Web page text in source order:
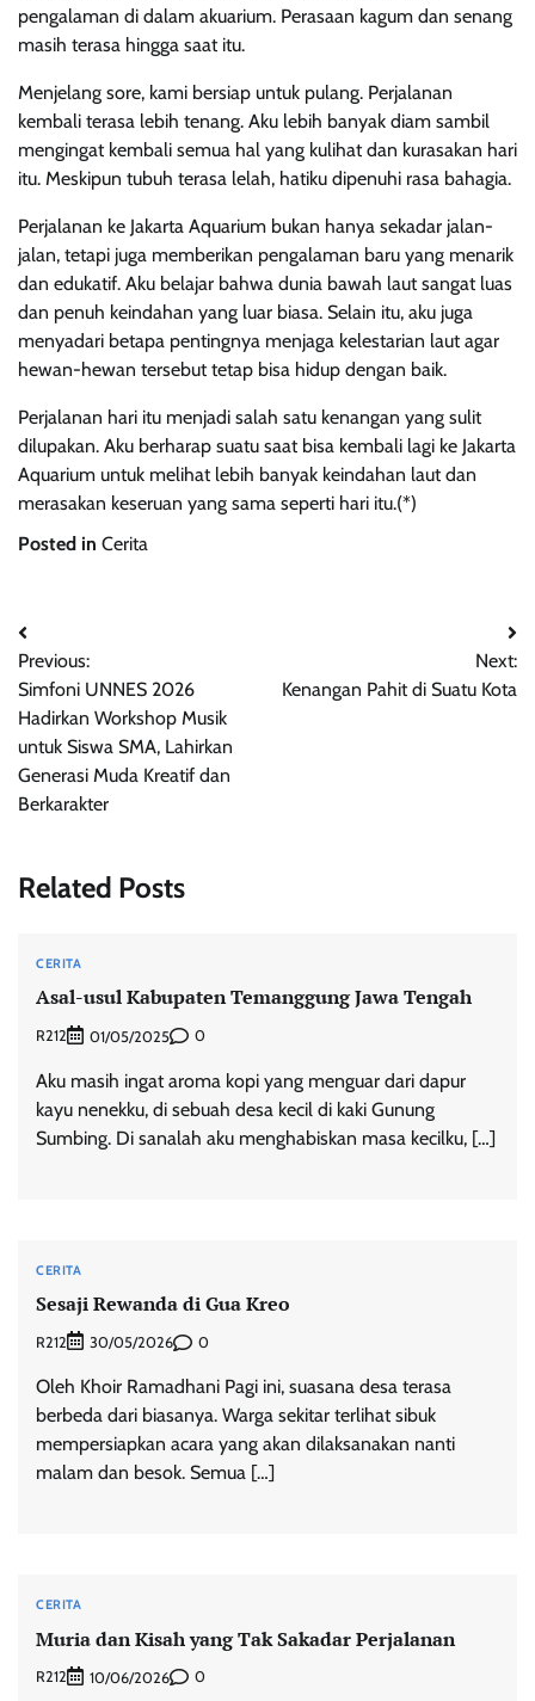
pengalaman di dalam akuarium. Perasaan kagum dan senang
masih terasa hingga saat itu.
Menjelang sore, kami bersiap untuk pulang. Perjalanan
kembali terasa lebih tenang. Aku lebih banyak diam sambil
mengingat kembali semua hal yang kulihat dan kurasakan hari
itu. Meskipun tubuh terasa lelah, hatiku dipenuhi rasa bahagia.
Perjalanan ke Jakarta Aquarium bukan hanya sekadar jalan-
jalan, tetapi juga memberikan pengalaman baru yang menarik
dan edukatif. Aku belajar bahwa dunia bawah laut sangat luas
dan penuh keindahan yang luar biasa. Selain itu, aku juga
menyadari betapa pentingnya menjaga kelestarian laut agar
hewan-hewan tersebut tetap bisa hidup dengan baik.
Perjalanan hari itu menjadi salah satu kenangan yang sulit
dilupakan. Aku berharap suatu saat bisa kembali lagi ke Jakarta
Aquarium untuk melihat lebih banyak keindahan laut dan
merasakan keseruan yang sama seperti hari itu.(*)
Posted in Cerita
Post
navigation
Previous:
Simfoni UNNES 2026
Hadirkan Workshop Musik
untuk Siswa SMA, Lahirkan
Generasi Muda Kreatif dan
Berkarakter
Next:
Kenangan Pahit di Suatu Kota
Related Posts
CERITA
Asal-usul Kabupaten Temanggung Jawa Tengah
R212 01/05/2025 0
Aku masih ingat aroma kopi yang menguar dari dapur
kayu nenekku, di sebuah desa kecil di kaki Gunung
Sumbing. Di sanalah aku menghabiskan masa kecilku, […]
CERITA
Sesaji Rewanda di Gua Kreo
R212 30/05/2026 0
Oleh Khoir Ramadhani Pagi ini, suasana desa terasa
berbeda dari biasanya. Warga sekitar terlihat sibuk
mempersiapkan acara yang akan dilaksanakan nanti
malam dan besok. Semua […]
CERITA
Muria dan Kisah yang Tak Sakadar Perjalanan
R212 10/06/2026 0